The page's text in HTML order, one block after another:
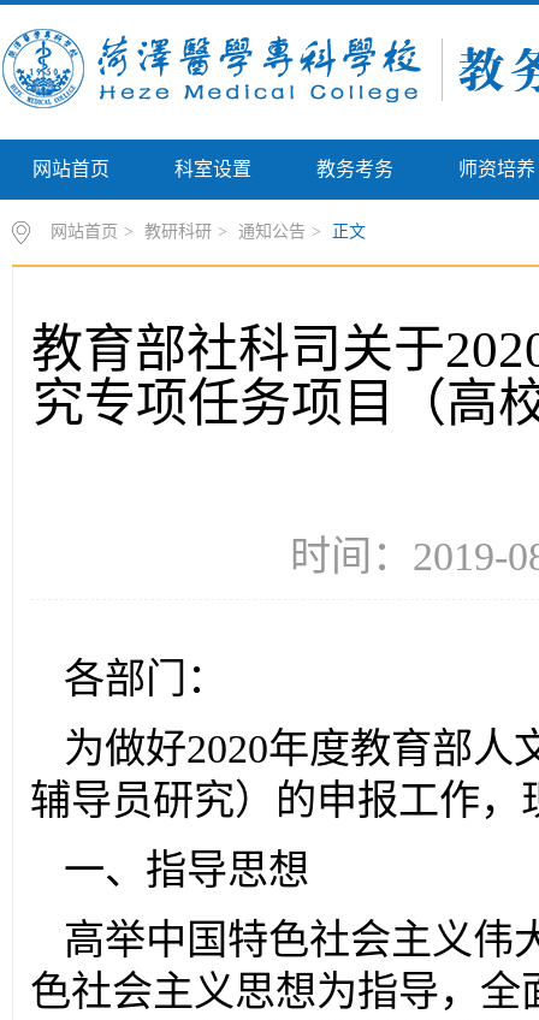
网站首页 科室设置 教务考务 师资培养
网站首页 > 教研科研 > 通知公告 > 正文
教育部社科司关于
究专项任务项目（高
时间：
各部门：
为做好2020年度教育部
辅导员研究）的申报工作
一、指导思想
高举中国特色社会主义伟
色社会主义思想为指导，